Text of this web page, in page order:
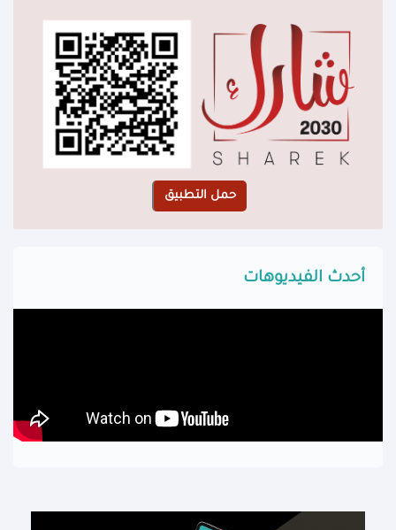
أحدث الفيديوهات